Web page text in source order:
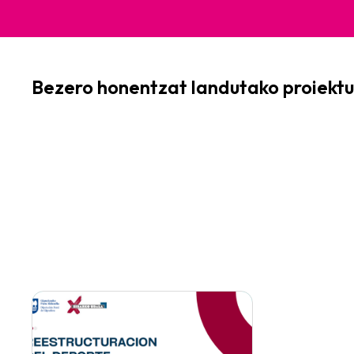
Bezero honentzat landutako